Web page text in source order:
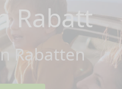
Rabatt
Rabatten